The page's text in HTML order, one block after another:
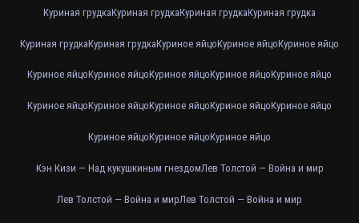
Куриная грудкаКуриная грудкаКуриная грудкаКуриная грудка
Куриная грудкаКуриная грудкаКуриное яйцоКуриное яйцоКуриное яйцо
Куриное яйцоКуриное яйцоКуриное яйцоКуриное яйцоКуриное яйцо
Куриное яйцоКуриное яйцоКуриное яйцоКуриное яйцоКуриное яйцо
Куриное яйцоКуриное яйцоКуриное яйцо
Кэн Кизи — Над кукушкиным гнездомЛев Толстой — Война и мир
Лев Толстой — Война и мирЛев Толстой — Война и мир